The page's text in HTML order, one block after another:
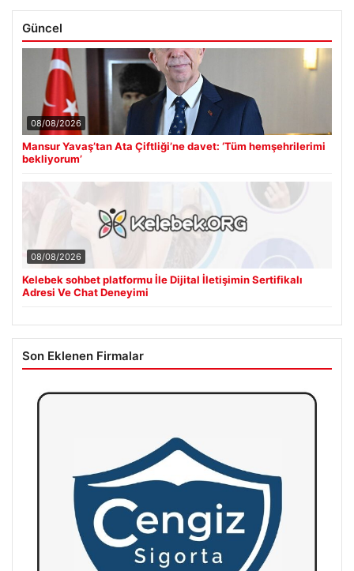
Güncel
08/08/2026
Mansur Yavaş’tan Ata Çiftliği’ne davet: ‘Tüm hemşehrilerimi
bekliyorum’
08/08/2026
Kelebek sohbet platformu İle Dijital İletişimin Sertifikalı
Adresi Ve Chat Deneyimi
Son Eklenen Firmalar